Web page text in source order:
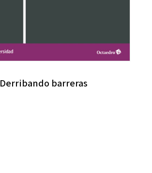
Derribando barreras